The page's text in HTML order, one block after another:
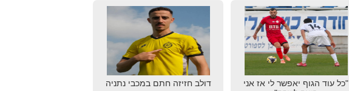
"כל עוד הגוף יאפשר לי אז אני
דולב חזיזה חתם במכבי נתניה